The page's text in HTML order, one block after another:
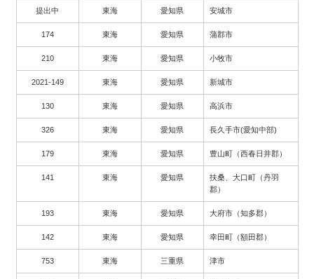
提出中 東海 愛知県 安城市
174 東海 愛知県 蒲郡市
210 東海 愛知県 小牧市
2021-149 東海 愛知県 新城市
130 東海 愛知県 高浜市
326 東海 愛知県 長久手市(愛知中部)
179 東海 愛知県 豊山町（西春日井郡）
141 東海 愛知県
扶桑、大口町（丹羽
郡）
193 東海 愛知県 大府市（知多郡）
142 東海 愛知県 幸田町（額田郡）
753 東海 三重県 津市